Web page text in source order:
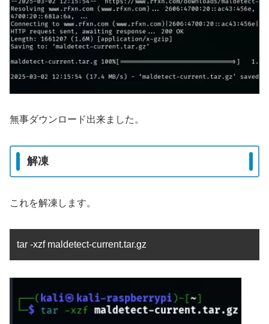
無事ダウンロード出来ました。
解凍
これを解凍します。
tar -xzf maldetect-current.tar.gz